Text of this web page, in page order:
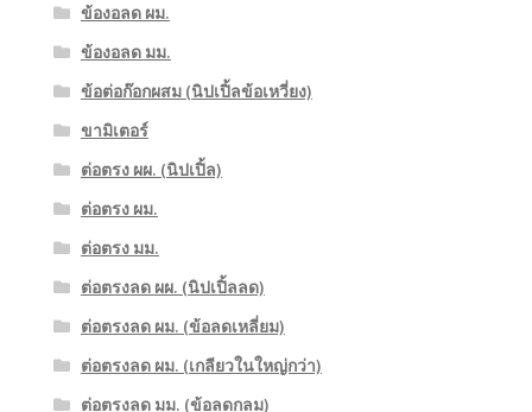
ข้องอลด ผม.
ข้องอลด มม.
ข้อต่อก๊อกผสม (นิปเปิ้ลข้อเหวี่ยง)
ขามิเตอร์
ต่อตรง ผผ. (นิปเปิ้ล)
ต่อตรง ผม.
ต่อตรง มม.
ต่อตรงลด ผผ. (นิปเปิ้ลลด)
ต่อตรงลด ผม. (ข้อลดเหลี่ยม)
ต่อตรงลด ผม. (เกลียวในใหญ่กว่า)
ต่อตรงลด มม. (ข้อลดกลม)